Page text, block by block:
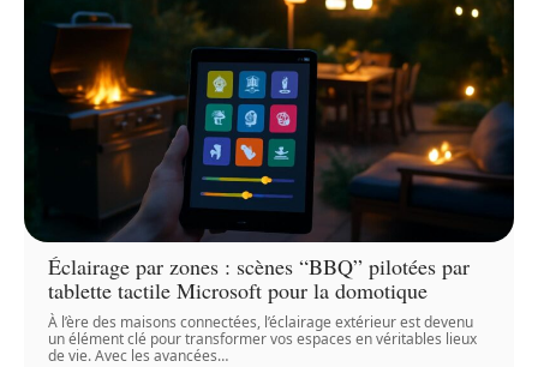
Éclairage par zones : scènes “BBQ” pilotées par
tablette tactile Microsoft pour la domotique
À l’ère des maisons connectées, l’éclairage extérieur est devenu
un élément clé pour transformer vos espaces en véritables lieux
de vie. Avec les avancées…